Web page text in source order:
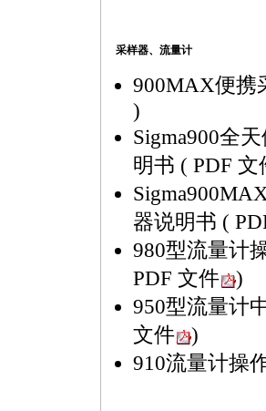
采样器、流量计
900MAX便携
)
Sigma900全
明书 ( PDF 文
器说明书 (
980型流量计
PDF 文件
)
950型流量计
文件
)
910流量计操